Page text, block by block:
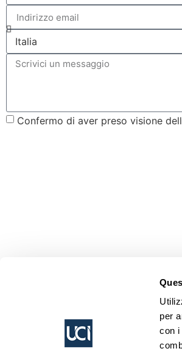
per
con i
Confermo di aver preso visione